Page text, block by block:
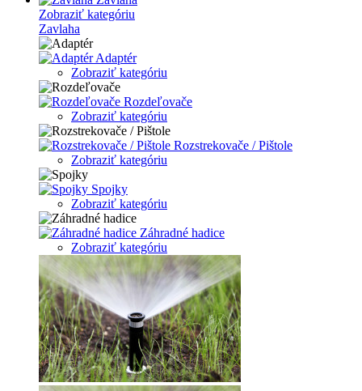
Zobraziť kategóriu
Zavlaha
Adaptér
Zobraziť kategóriu
Rozdeľovače
Zobraziť kategóriu
Rozstrekovače / Pištole
Zobraziť kategóriu
Spojky
Zobraziť kategóriu
Záhradné hadice
Zobraziť kategóriu